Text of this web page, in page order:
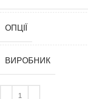
ОПЦІЇ
ВИРОБНИК